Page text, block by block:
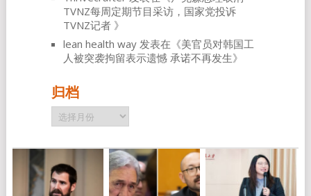
TVNZ每周定期节目采访，国家党投诉
TVNZ记者 》
lean health way发表在《美官员对韩国工
人被突袭拘留表示遗憾 承诺不再发生》
归档
归
档